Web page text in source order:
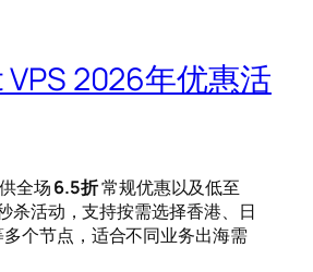
VPS 2026年优惠活
全场6.5折常规优惠以及低至
杀活动，支持按需选择香港、日
个节点，适合不同业务出海需